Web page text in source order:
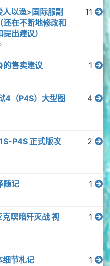
以渔>国际服副
还在不断地修改和
出建议）
11
的售卖建议 1
4（P4S）大型图
4
P4S 正式版攻
2
随记 1
暝暗歼灭战 视
1
细节札记 1